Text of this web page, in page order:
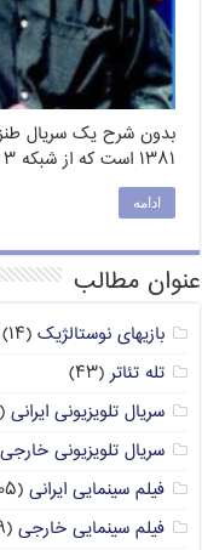
بدون شرح یک سریال
۱۳۸۱ است که از شبکه ۳ سیما پخش می‌شد. …
ادامه
عنوان مطالب
بازیهای نوستالژیک (۱۴)
تله تئاتر (۴۳)
سریال تلویزیونی ایرانی (۲۱۵)
سریال تلویزیونی خارجی
فیلم سینمایی ایرانی (۴۰۵)
فیلم سینمایی خارجی (۳۸۹)